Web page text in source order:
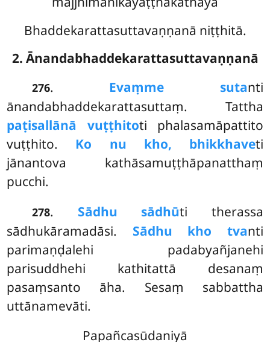
Bhaddekarattasuttavaṇṇanā niṭṭhitā.
2. Ānandabhaddekarattasuttavaṇṇanā
276. Evaṃme sutanti
ānandabhaddekarattasuttaṃ. Tattha
paṭisallānā vuṭṭhitoti phalasamāpattito
vuṭṭhito. Ko nu kho, bhikkhaveti
jānantova kathāsamuṭṭhāpanatthaṃ
pucchi.
278. Sādhu sādhūti therassa
sādhukāramadāsi. Sādhu kho tvanti
parimaṇḍalehi padabyañjanehi
parisuddhehi kathitattā desanaṃ
pasaṃsanto āha. Sesaṃ sabbattha
uttānamevāti.
Papañcasūdaniyā